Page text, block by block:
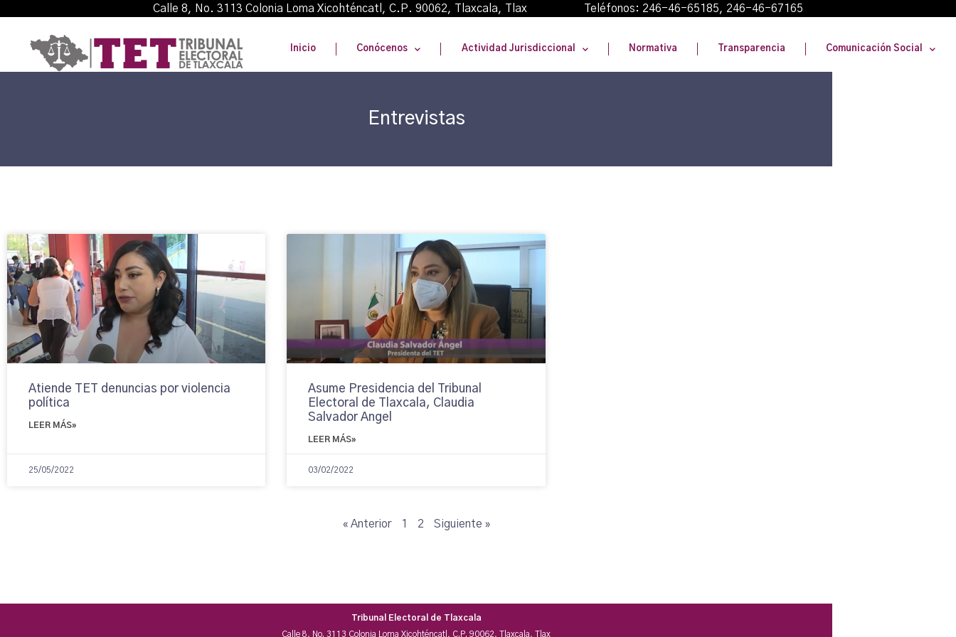
Calle 8, No. 3113 Colonia Loma Xicohténcatl, C.P. 90062, Tlaxcala, Tlax Teléfonos: 246-46-65185, 246-46-67165
Inicio Conócenos Actividad Jurisdiccional Normativa Transparencia Comunicación Social
Entrevistas
Atiende TET denuncias por violencia
política
LEER MÁS»
25/05/2022
Asume Presidencia del Tribunal
Electoral de Tlaxcala, Claudia
Salvador Angel
LEER MÁS»
03/02/2022
« Anterior 1 2 Siguiente »
Tribunal Electoral de Tlaxcala
Calle 8, No. 3113 Colonia Loma Xicohténcatl, C.P. 90062, Tlaxcala, Tlax